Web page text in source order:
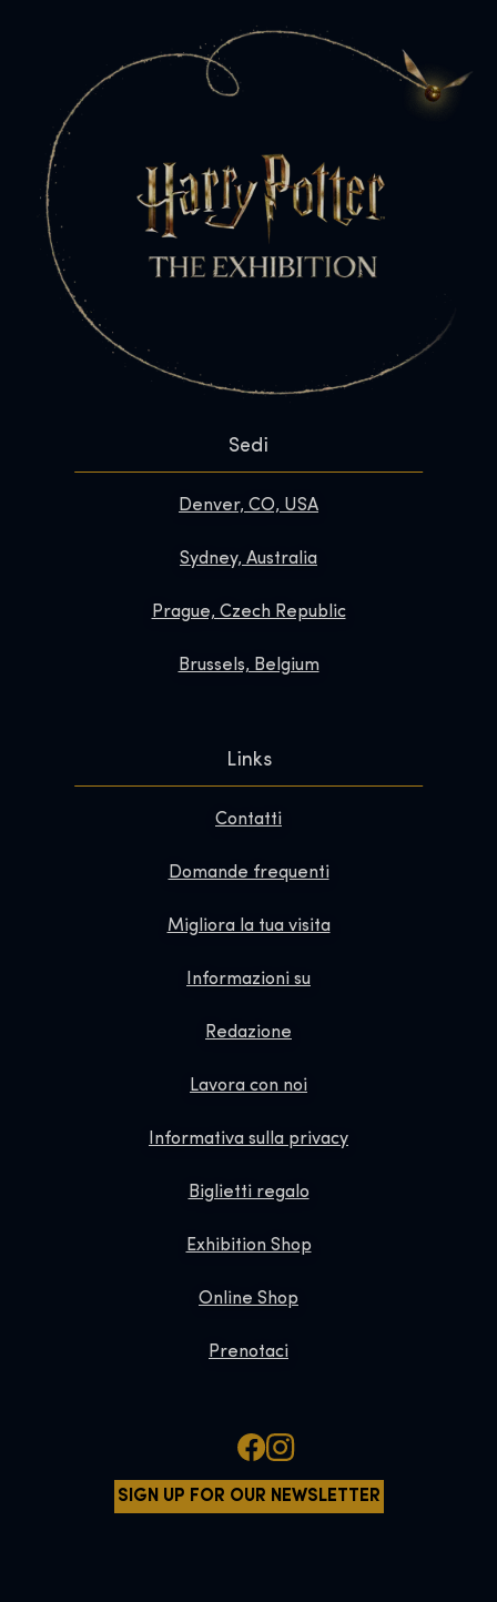
Sedi
Denver, CO, USA
Sydney, Australia
Prague, Czech Republic
Brussels, Belgium
Links
Contatti
Domande frequenti
Migliora la tua visita
Informazioni su
Redazione
Lavora con noi
Informativa sulla privacy
Biglietti regalo
Exhibition Shop
Online Shop
Prenotaci
SIGN UP FOR OUR NEWSLETTER